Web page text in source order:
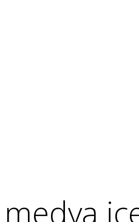
medya